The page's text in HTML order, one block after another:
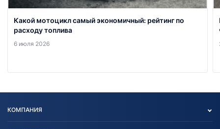
Какой мотоцикл самый экономичный: рейтинг по
расходу топлива
6 июля 2026
КОМПАНИЯ